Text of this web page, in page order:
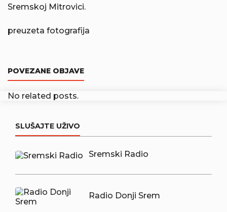
Sremskoj Mitrovici.
preuzeta fotografija
POVEZANE OBJAVE
No related posts.
SLUŠAJTE UŽIVO
Sremski Radio
Radio Donji Srem